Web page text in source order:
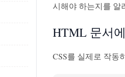
시해야 하는지를 알
HTML 문서
CSS를 실제로 작동